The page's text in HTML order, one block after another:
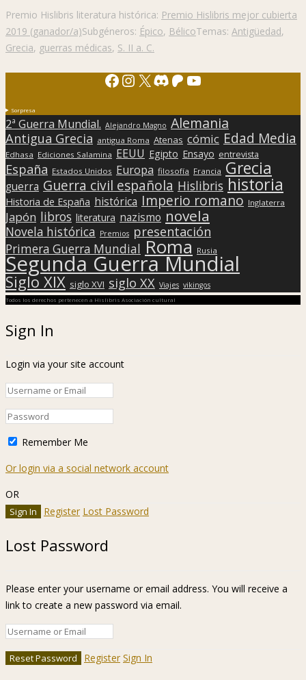
Premio Hislibris literatura histórica: Premio Hislibris mejor cubierta
2019 (ganador/a)Subgéneros: Épico, BélicoTemas: Antigüedad,
Grecia, guerras médicas, S. II a. C.
Facebook
Instagram
X Discord
Patreon
YouTube
Sorpresa
2ª Guerra Mundial. Alejandro Magno Alemania
Antigua Grecia antigua Roma Atenas cómic Edad Media
Edhasa Ediciones Salamina EEUU Egipto Ensayo entrevista
España Estados Unidos Europa filosofía Francia Grecia
guerra Guerra civil española Hislibris historia
Historia de España histórica Imperio romano Inglaterra
Japón libros literatura nazismo novela
Novela histórica Premios presentación
Primera Guerra Mundial Roma Rusia
Segunda Guerra Mundial
Siglo XIX siglo XVI siglo XX Viajes vikingos
Todos los derechos pertenecen a Hislibris Asociación cultural
Sign In
Login via your site account
Remember Me
Or login via a social network account
OR
Register Lost Password
Lost Password
Please enter your username or email address. You will receive a
link to create a new password via email.
Register Sign In